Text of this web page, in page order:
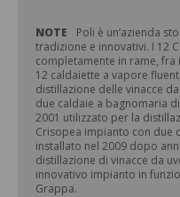
NOTE
Poli è un’azienda
tradizione e innovativi. I 12
completamente in rame,
12 caldaiette a vapore
distillazione delle vinacce
due caldaie a bagnomaria
2001 utilizzato per la
Crisopea impianto con due
installato nel 2009 dopo
distillazione di vinacce da
innovativo impianto in
Grappa.